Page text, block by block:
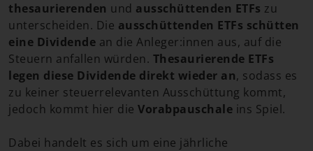
thesaurierenden und ausschüttenden ETFs zu
unterscheiden. Die ausschüttenden ETFs schütten
eine Dividende an die Anleger:innen aus, auf die
Steuern anfallen würden. Thesaurierende ETFs
legen diese Dividende direkt wieder an, sodass es
zu keiner steuerrelevanten Ausschüttung kommt,
jedoch kommt hier die Vorabpauschale ins Spiel.
Dabei handelt es sich um eine jährliche